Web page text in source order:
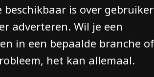
is over
adverteren. Wil je een
in een bepaalde branche of
het kan allemaal.